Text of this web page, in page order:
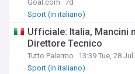
Goal.com 7d
Sport (in italiano)
Ufficiale: Italia, Mancini
Direttore Tecnico
Tutto Palermo
13:39 Tue, 28 Jul
Sport (in italiano)